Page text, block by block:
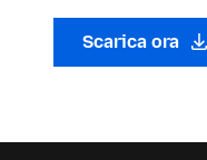
Scarica ora